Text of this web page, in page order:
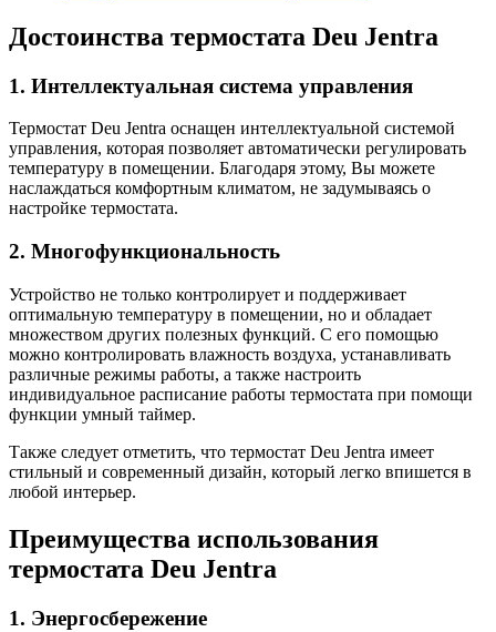
Достоинства термостата Deu Jentra
1. Интеллектуальная система управления
Термостат Deu Jentra оснащен интеллектуальной системой
управления, которая позволяет автоматически регулировать
температуру в помещении. Благодаря этому, Вы можете
наслаждаться комфортным климатом, не задумываясь о
настройке термостата.
2. Многофункциональность
Устройство не только контролирует и поддерживает
оптимальную температуру в помещении, но и обладает
множеством других полезных функций. С его помощью
можно контролировать влажность воздуха, устанавливать
различные режимы работы, а также настроить
индивидуальное расписание работы термостата при помощи
функции умный таймер.
Также следует отметить, что термостат Deu Jentra имеет
стильный и современный дизайн, который легко впишется в
любой интерьер.
Преимущества использования
термостата Deu Jentra
1. Энергосбережение